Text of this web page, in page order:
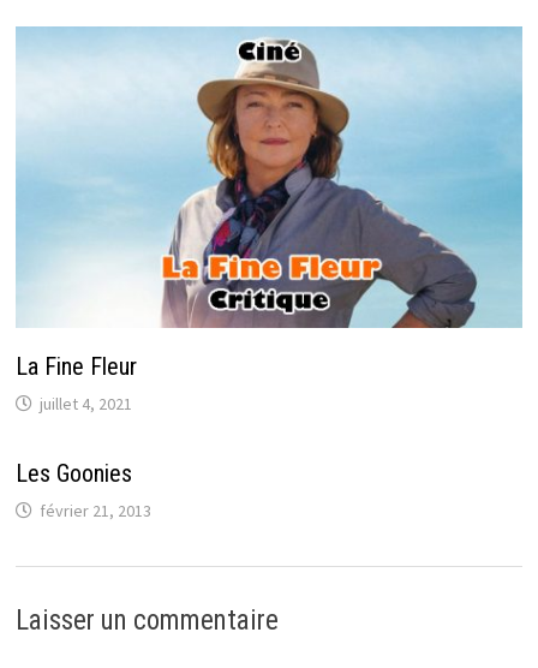
La Fine Fleur
juillet 4, 2021
Les Goonies
février 21, 2013
Laisser un commentaire